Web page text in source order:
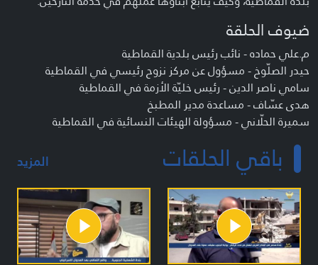
ضيوف الحلقة
م.علي حماده - نائب رئيس بلدية القماطية
حيدر الصلّوخ - مسؤول عن مركز نزوح رئيسي في القماطية
سامي ناصر الدين - رئيس خليّة الأزمة في القماطية
هدى عسّاف - مساعدة مدير المطبخ
سميرة الحلّاني - مسؤولة الهيئات النسائية في القماطية
تعريف البرنامج
الخط الساخنباقي الحلقات المزيد